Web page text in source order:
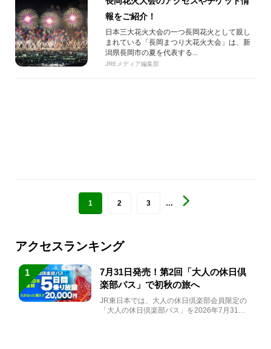
報をご紹介！
日本三大花火大会の一つ長岡花火として親し
まれている「長岡まつり大花火大会」は、新
潟県長岡市の夏を代表する...
JREメディア編集部
1 2 3 …
アクセスランキング
1
7月31日発売！第2回「大人の休日倶
楽部パス」で初秋の旅へ
JR東日本では、大人の休日倶楽部会員限定の
「大人の休日倶楽部パス」を2026年7月31日